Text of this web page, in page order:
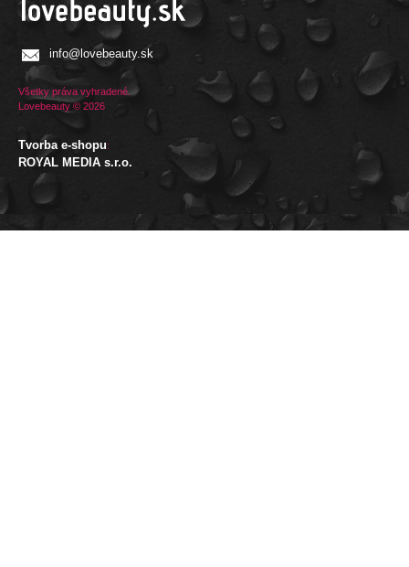
info@lovebeauty.sk
Všetky práva vyhradené.
Lovebeauty © 2026
Tvorba e-shopu:
ROYAL MEDIA s.r.o.